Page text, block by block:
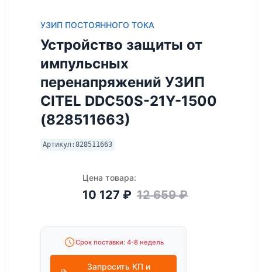
УЗИП ПОСТОЯННОГО ТОКА
Устройство защиты от
импульсных
перенапряжений УЗИП
CITEL DDC50S-21Y-1500
(828511663)
Артикул:828511663
Цена товара:
10 127 ₽ 12 659₽
Срок поставки: 4-8 недель
Запросить КП и